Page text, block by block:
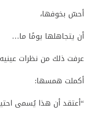
أحسّ بخوفها،
أن يتجاهلها يومًا ما…
عرفت ذلك من نظرات
أكملت همسها:
“أعتقد أن هذا يُسمى